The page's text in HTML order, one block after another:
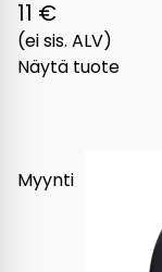
11 €
(ei sis. ALV)
Näytä tuote
Myynti